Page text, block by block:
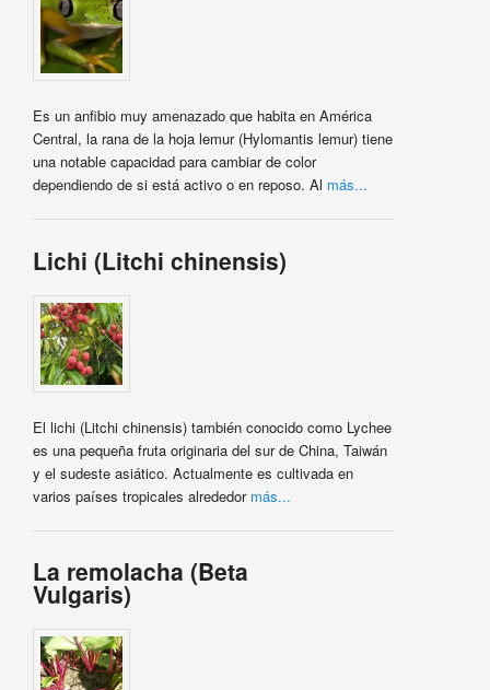
Es un anfibio muy amenazado que habita en América
Central, la rana de la hoja lemur (Hylomantis lemur) tiene
una notable capacidad para cambiar de color
dependiendo de si está activo o en reposo. Al más...
Lichi (Litchi chinensis)
El lichi (Litchi chinensis) también conocido como Lychee
es una pequeña fruta originaria del sur de China, Taiwán
y el sudeste asiático. Actualmente es cultivada en
varios países tropicales alrededor más...
La remolacha (Beta
Vulgaris)